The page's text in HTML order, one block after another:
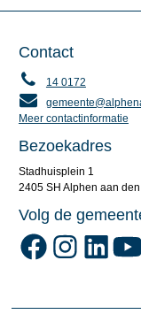
Contact
14 0172
Meer contactinformatie
Bezoekadres
Stadhuisplein 1
2405 SH Alphen aan
Volg de
Volg deVolg deVolg